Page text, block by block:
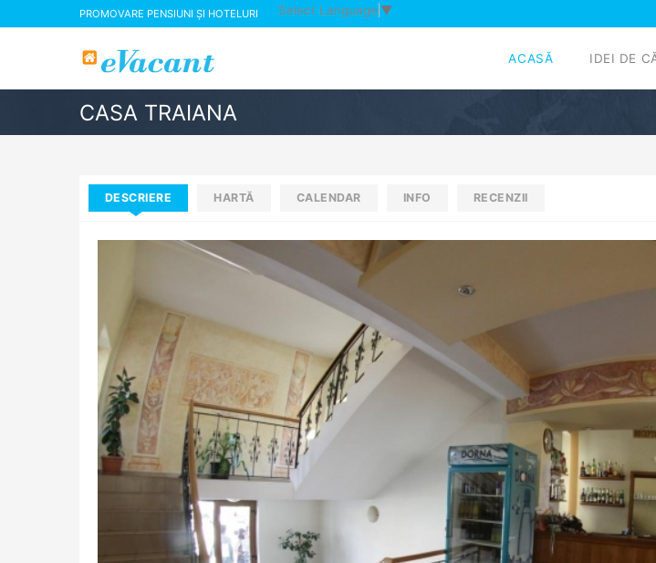
PROMOVARE PENSIUNI ȘI HOTELURI Select Language ▼
ACASĂ IDEI DE
CASA TRAIANA
DESCRIERE HARTĂ CALENDAR INFO RECENZII